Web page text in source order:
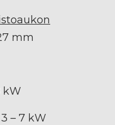
mm
kW
3 – 7 kW